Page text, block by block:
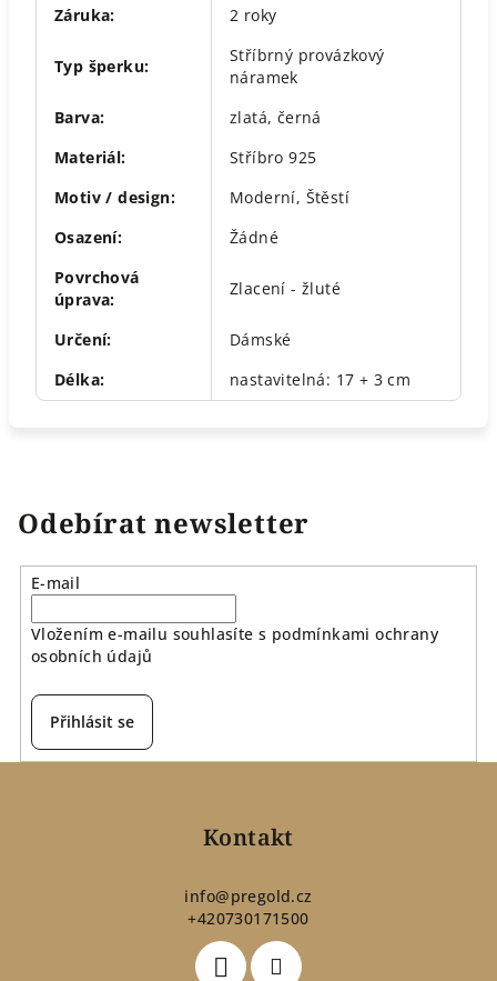
Záruka: 2 roky
Typ šperku:
Stříbrný provázkový
náramek
Barva: zlatá, černá
Materiál:
Stříbro 925
Motiv / design: Moderní, Štěstí
Osazení:
Žádné
Povrchová
úprava:
Zlacení - žluté
Určení:
Dámské
Délka: nastavitelná: 17 + 3 cm
Odebírat newsletter
E-mail
Vložením e-mailu souhlasíte s podmínkami ochrany
osobních údajů
Přihlásit se
Kontakt
info@pregold.cz
+420730171500